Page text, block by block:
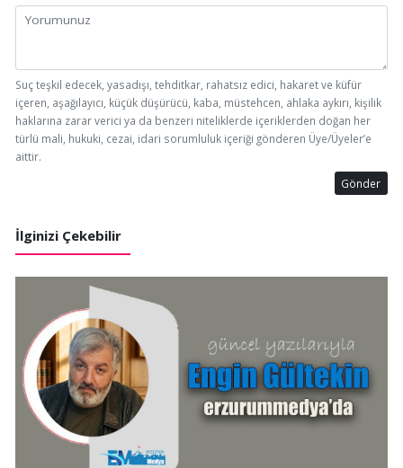
Suç teşkil edecek, yasadışı, tehditkar, rahatsız edici, hakaret ve küfür
içeren, aşağılayıcı, küçük düşürücü, kaba, müstehcen, ahlaka aykırı, kişilik
haklarına zarar verici ya da benzeri niteliklerde içeriklerden doğan her
türlü mali, hukuki, cezai, idari sorumluluk içeriği gönderen Üye/Üyeler’e
aittir.
Gönder
İlginizi Çekebilir